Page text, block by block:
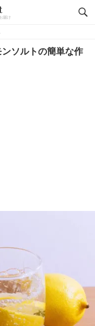
届け
ソルトの簡単な作